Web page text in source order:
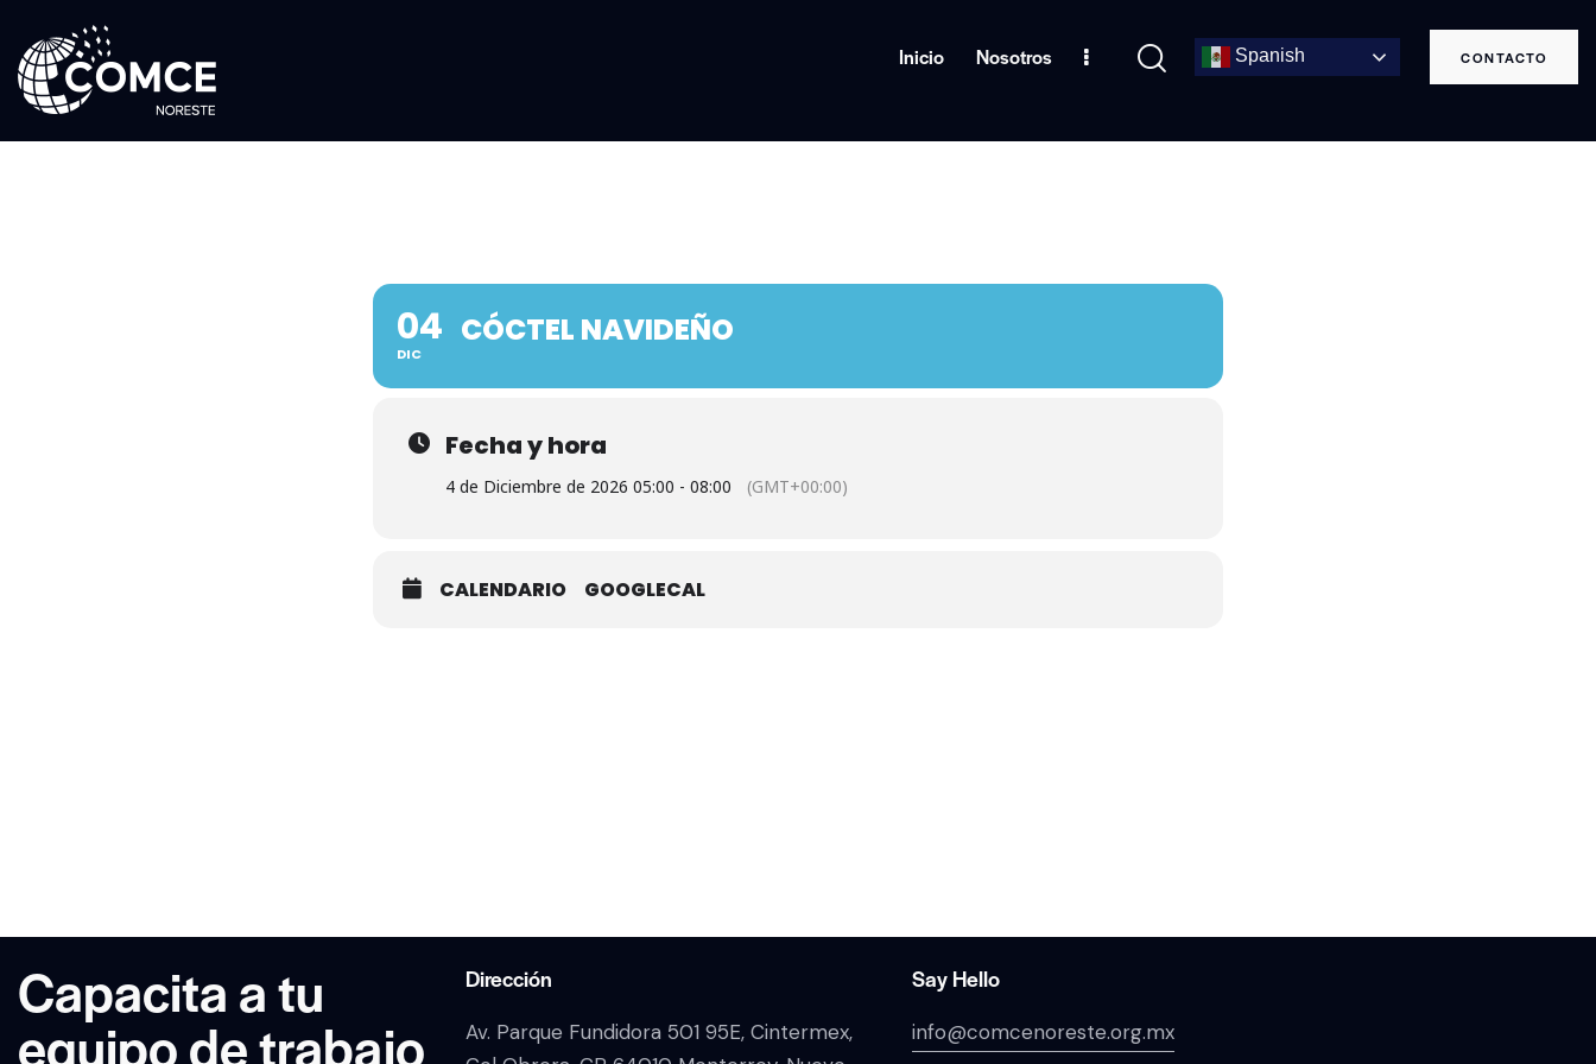
Inicio Nosotros Spanish CONTACTO
04
DIC
CÓCTEL NAVIDEÑO
Fecha y hora
4 de Diciembre de 2026 05:00 - 08:00 (GMT+00:00)
CALENDARIO GOOGLECAL
Capacita a tu
equipo de trabajo
Dirección
Av. Parque Fundidora 501 95E, Cintermex,
Say Hello
info@comcenoreste.org.mx